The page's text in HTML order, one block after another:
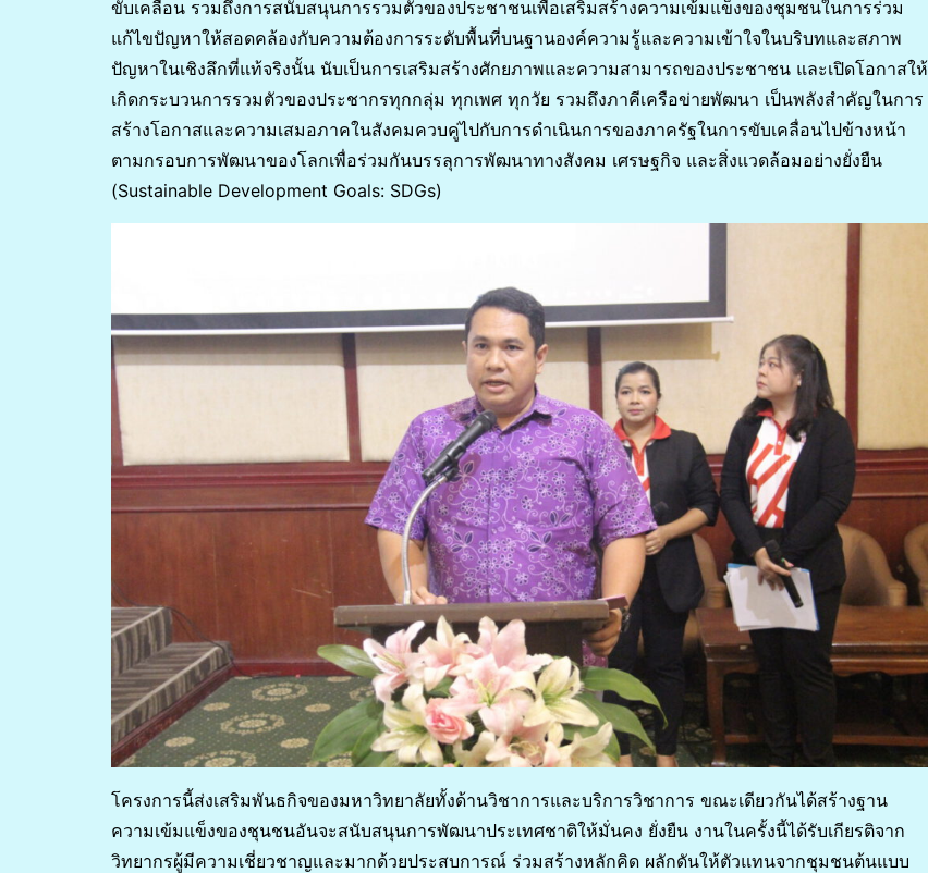
ขับเคลื่อน รวมถึงการสนับสนุนการรวมตัวของประชาชนเพื่อเสริมสร้างความเข้มแข็งของชุมชนในการร่วม
แก้ไขปัญหาให้สอดคล้องกับความต้องการระดับพื้นที่บนฐานองค์ความรู้และความเข้าใจในบริบทและสภาพ
ปัญหาในเชิงลึกที่แท้จริงนั้น นับเป็นการเสริมสร้างศักยภาพและความสามารถของประชาชน และเปิดโอกาสให้
เกิดกระบวนการรวมตัวของประชากรทุกกลุ่ม ทุกเพศ ทุกวัย รวมถึงภาคีเครือข่ายพัฒนา เป็นพลังสำคัญในการ
สร้างโอกาสและความเสมอภาคในสังคมควบคู่ไปกับการดำเนินการของภาครัฐในการขับเคลื่อนไปข้างหน้า
ตามกรอบการพัฒนาของโลกเพื่อร่วมกันบรรลุการพัฒนาทางสังคม เศรษฐกิจ และสิ่งแวดล้อมอย่างยั่งยืน
(Sustainable Development Goals: SDGs)
โครงการนี้ส่งเสริมพันธกิจของมหาวิทยาลัยทั้งด้านวิชาการและบริการวิชาการ ขณะเดียวกันได้สร้างฐาน
ความเข้มแข็งของชุนชนอันจะสนับสนุนการพัฒนาประเทศชาติให้มั่นคง ยั่งยืน งานในครั้งนี้ได้รับเกียรติจาก
วิทยากรผู้มีความเชี่ยวชาญและมากด้วยประสบการณ์ ร่วมสร้างหลักคิด ผลักดันให้ตัวแทนจากชุมชนต้นแบบ